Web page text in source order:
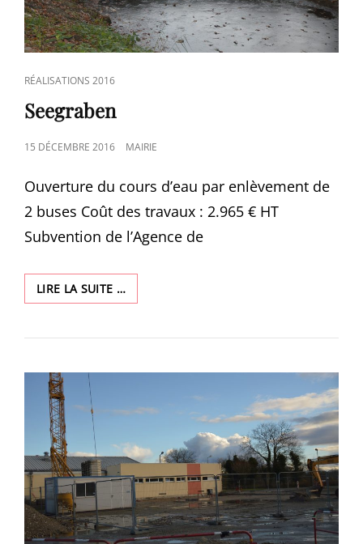
CAT
LINKS
RÉALISATIONS 2016
Seegraben
POSTED
15 DÉCEMBRE 2016 MAIRIE
Ouverture du cours d’eau par enlèvement de
2 buses Coût des travaux : 2.965 € HT
Subvention de l’Agence de
LIRE LA SUITE …SEEGRABEN